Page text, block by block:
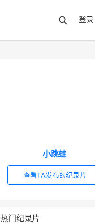
登录
小跳蛙
查看TA发布的纪录片
热门纪录片